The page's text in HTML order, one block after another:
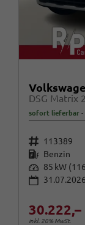
DSG Matrix
sofort lieferbar
Fahrzeugnr. 113389
Kraftstoff Benzin
Leistung 85 kW
31.07.2026
30.222,–
inkl. 20% MwSt.